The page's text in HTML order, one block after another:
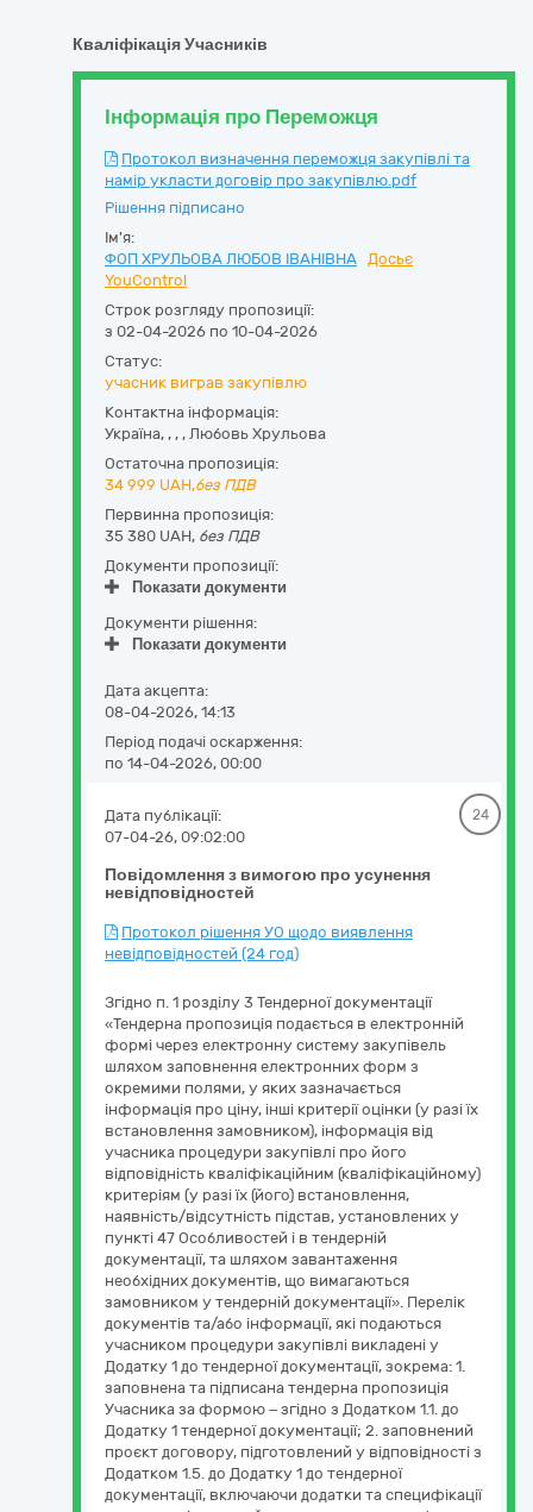
Кваліфікація Учасників
Інформація про Переможця
Протокол визначення переможця закупівлі та
намір укласти договір про закупівлю.pdf
Рішення підписано
Ім'я:
ФОП ХРУЛЬОВА ЛЮБОВ ІВАНІВНА Досьє
YouControl
Строк розгляду пропозиції:
з 02-04-2026 по 10-04-2026
Статус:
учасник виграв закупівлю
Контактна інформація:
Україна, , , , Любовь Хрульова
Остаточна пропозиція:
34 999 UAH,без ПДВ
Первинна пропозиція:
35 380 UAH, без ПДВ
Документи пропозиції:
Показати документи
Документи рішення:
Показати документи
Дата акцепта:
08-04-2026, 14:13
Період подачі оскарження:
по 14-04-2026, 00:00
Повідомлення з вимогою про усунення
невідповідностей
Дата публікації:
07-04-26, 09:02:00
24
Протокол рішення УО щодо виявлення
невідповідностей (24 год)
Згідно п. 1 розділу 3 Тендерної документації
«Тендерна пропозиція подається в електронній
формі через електронну систему закупівель
шляхом заповнення електронних форм з
окремими полями, у яких зазначається
інформація про ціну, інші критерії оцінки (у разі їх
встановлення замовником), інформація від
учасника процедури закупівлі про його
відповідність кваліфікаційним (кваліфікаційному)
критеріям (у разі їх (його) встановлення,
наявність/відсутність підстав, установлених у
пункті 47 Особливостей і в тендерній
документації, та шляхом завантаження
необхідних документів, що вимагаються
замовником у тендерній документації». Перелік
документів та/або інформації, які подаються
учасником процедури закупівлі викладені у
Додатку 1 до тендерної документації, зокрема: 1.
заповнена та підписана тендерна пропозиція
Учасника за формою – згідно з Додатком 1.1. до
Додатку 1 тендерної документації; 2. заповнений
проєкт договору, підготовлений у відповідності з
Додатком 1.5. до Додатку 1 до тендерної
документації, включаючи додатки та специфікації